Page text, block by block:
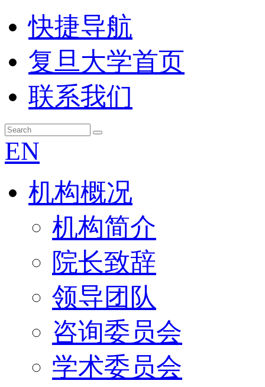
快捷导航
复旦大学首页
联系我们
EN
机构概况
机构简介
院长致辞
领导团队
咨询委员会
学术委员会